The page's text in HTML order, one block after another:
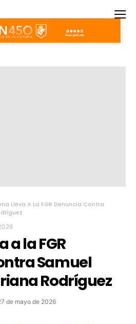
Lleva A La FGR Denuncia Contra
a la FGR
Samuel
Rodríguez
de mayo de 2026